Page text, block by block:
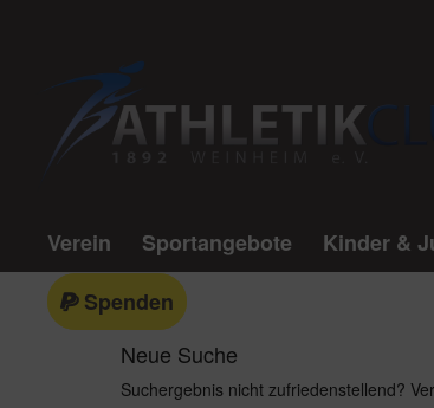
Verein Sportangebote Kinder &
Spenden
Neue Suche
Suchergebnis nicht zufriedenstellend?